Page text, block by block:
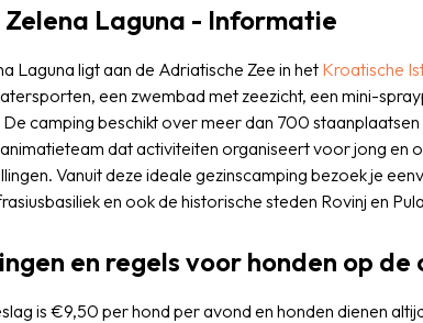
Zelena Laguna - Informatie
Laguna ligt aan de Adriatische Zee in het Kroatische
een zwembad met zeezicht, een mini-
camping beschikt over meer dan 700
dat activiteiten organiseert voor jong en
Vanuit deze ideale gezinscamping bezoek je
en ook de historische steden Rovinj en
en regels voor honden op de
is €9,50 per hond per avond en honden dienen